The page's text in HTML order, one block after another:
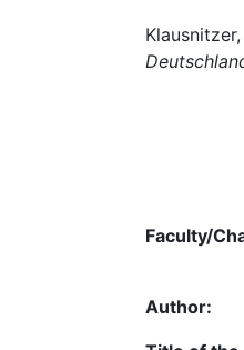
Faculty/
Author: